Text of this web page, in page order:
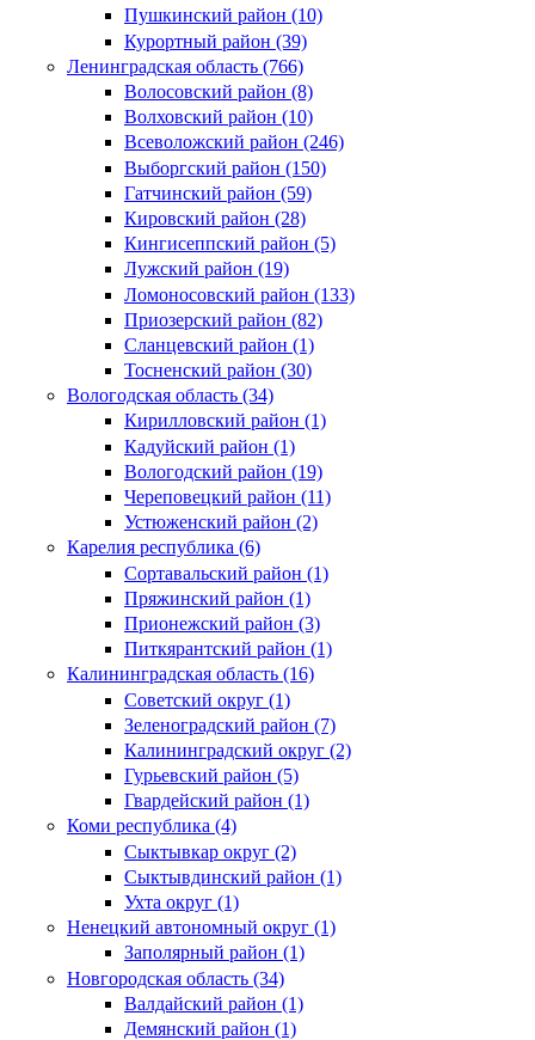
Пушкинский район (10)
Курортный район (39)
Ленинградская область (766)
Волосовский район (8)
Волховский район (10)
Всеволожский район (246)
Выборгский район (150)
Гатчинский район (59)
Кировский район (28)
Кингисеппский район (5)
Лужский район (19)
Ломоносовский район (133)
Приозерский район (82)
Сланцевский район (1)
Тосненский район (30)
Вологодская область (34)
Кирилловский район (1)
Кадуйский район (1)
Вологодский район (19)
Череповецкий район (11)
Устюженский район (2)
Карелия республика (6)
Сортавальский район (1)
Пряжинский район (1)
Прионежский район (3)
Питкярантский район (1)
Калининградская область (16)
Советский округ (1)
Зеленоградский район (7)
Калининградский округ (2)
Гурьевский район (5)
Гвардейский район (1)
Коми республика (4)
Сыктывкар округ (2)
Сыктывдинский район (1)
Ухта округ (1)
Ненецкий автономный округ (1)
Заполярный район (1)
Новгородская область (34)
Валдайский район (1)
Демянский район (1)